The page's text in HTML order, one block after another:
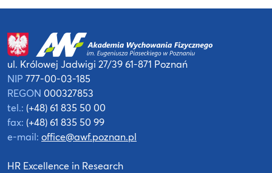
ul. Królowej Jadwigi 27/3961-871 Poznań
NIP 777-00-03-185
REGON 000327853
tel.: (+48) 61 835 50 00
fax: (+48) 61 835 50 99
e-mail: office@awf.poznan.pl
HR Excellence in Research